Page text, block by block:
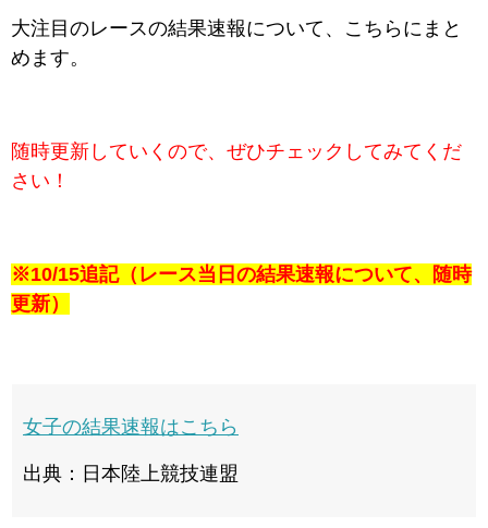
大注目のレースの結果速報について、こちらにまと
めます。
随時更新していくので、ぜひチェックしてみてくだ
さい！
※10/15追記（レース当日の結果速報について、随時
更新）
女子の結果速報はこちら
出典：日本陸上競技連盟